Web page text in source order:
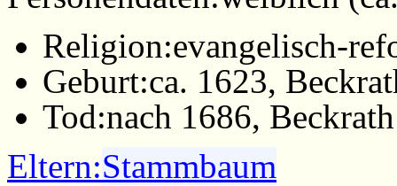
Religion:evangelisch-
Geburt:ca. 1623,
Tod:nach 1686, Beckrath
Eltern:Stammbaum